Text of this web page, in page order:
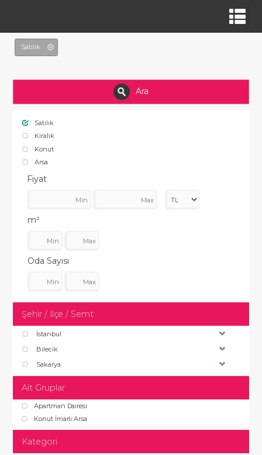
Satılık
Ara
Satılık
Kiralık
Konut
Arsa
Fiyat
m²
Oda Sayısı
Şehir / İlçe / Semt
İstanbul
Bilecik
Sakarya
Alt Gruplar
Apartman Dairesi
Konut İmarlı Arsa
Kategori